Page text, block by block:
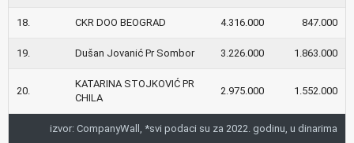
18. CKR DOO BEOGRAD 4.316.000 847.000
19. Dušan Jovanić Pr Sombor 3.226.000 1.863.000
20.
KATARINA STOJKOVIĆ PR
CHILA
2.975.000 1.552.000
izvor: CompanyWall, *svi podaci su za 2022. godinu, u dinarima